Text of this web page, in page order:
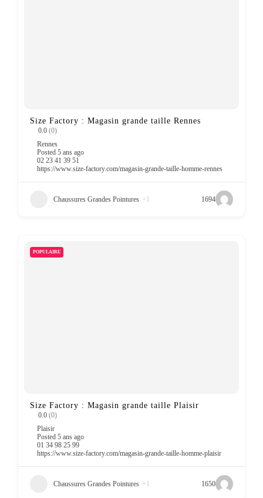
Size Factory : Magasin grande taille Rennes
0.0 (0)
Rennes
Posted 5 ans ago
02 23 41 39 51
https://www.size-factory.com/magasin-grande-taille-homme-rennes
Chaussures Grandes Pointures +1 1694
POPULAIRE
Size Factory : Magasin grande taille Plaisir
0.0 (0)
Plaisir
Posted 5 ans ago
01 34 98 25 99
https://www.size-factory.com/magasin-grande-taille-homme-plaisir
Chaussures Grandes Pointures +1 1650